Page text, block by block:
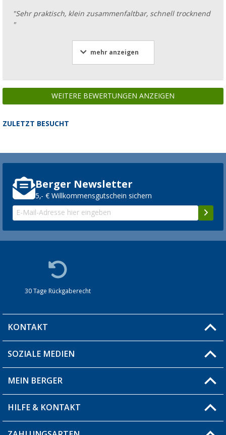
"Sehr praktisch, klein zusammenfaltbar, schnell trocknend
"
mehr anzeigen
WEITERE BEWERTUNGEN ANZEIGEN
ZULETZT BESUCHT
Berger Newsletter
5,- € Willkommensgutschein sichern
30 Tage Rückgaberecht
KONTAKT
Du hast eine Frage?
Filiale finden
SOZIALE MEDIEN
MEIN BERGER
Blog
Produkttester
HILFE & KONTAKT